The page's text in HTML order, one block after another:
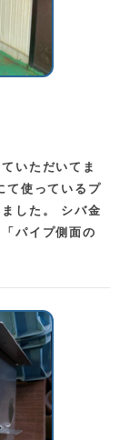
いただいてま
て使っているプ
した。 シバ金
パイプ側面の